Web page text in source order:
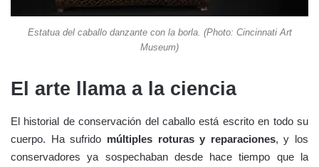
Estatua del caballo danzante con la borla. (Photo: Cincinnati Art
Museum)
El arte llama a la ciencia
El historial de conservación del caballo está escrito en todo su
cuerpo. Ha sufrido múltiples roturas y reparaciones, y los
conservadores ya sospechaban desde hace tiempo que la